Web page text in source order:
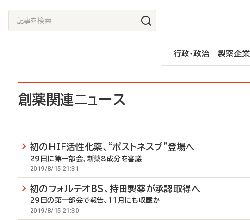
記
事
行政・政治 製薬企業
創薬関連ニュース
初のHIF活性化薬、“ポストネスプ”登場へ
29日に第一部会、新薬8成分を審議
2019/8/15 21:31
初のフォルテオBS、持田製薬が承認取得へ
29日の第一部会で報告、11月にも収載か
2019/8/15 21:30